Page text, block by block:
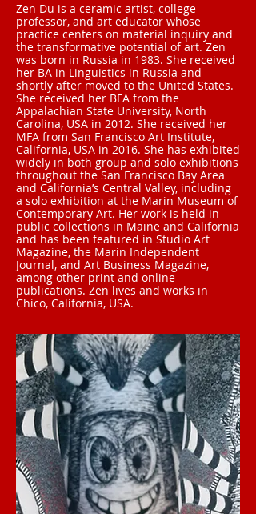
Zen Du is a ceramic artist, college
professor, and art educator whose
practice centers on material inquiry and
the transformative potential of art. Zen
was born in Russia in 1983. She received
her BA in Linguistics in Russia and
shortly after moved to the United States.
She received her BFA from the
Appalachian State University, North
Carolina, USA in 2012. She received her
MFA from San Francisco Art Institute,
California, USA in 2016. She has exhibited
widely in both group and solo exhibitions
throughout the San Francisco Bay Area
and California’s Central Valley, including
a solo exhibition at the Marin Museum of
Contemporary Art. Her work is held in
public collections in Maine and California
and has been featured in Studio Art
Magazine, the Marin Independent
Journal, and Art Business Magazine,
among other print and online
publications. Zen lives and works in
Chico, California, USA.